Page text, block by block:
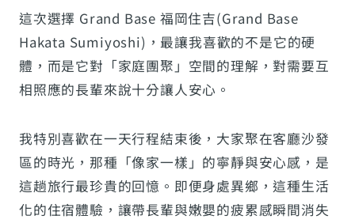
這次選擇 Grand Base 福岡住吉(Grand Base
Hakata Sumiyoshi)，最讓我喜歡的不是它的硬
體，而是它對「家庭團聚」空間的理解，對需要互
相照應的長輩來說十分讓人安心。
我特別喜歡在一天行程結束後，大家聚在客廳沙發
區的時光，那種「像家一樣」的寧靜與安心感，是
這趟旅行最珍貴的回憶。即便身處異鄉，這種生活
化的住宿體驗，讓帶長輩與嫩嬰的疲累感瞬間消失